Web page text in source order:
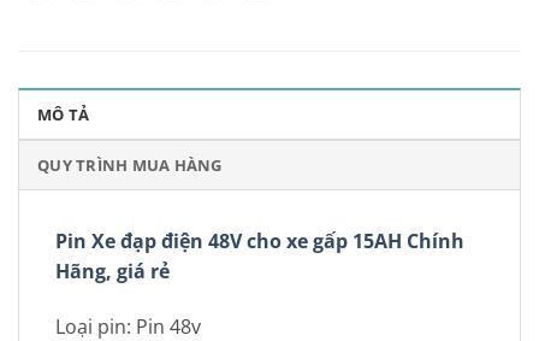
MÔ TẢ
QUY TRÌNH MUA HÀNG
Pin Xe đạp điện 48V cho xe gấp 15AH Chính
Hãng, giá rẻ
Loại pin: Pin 48v